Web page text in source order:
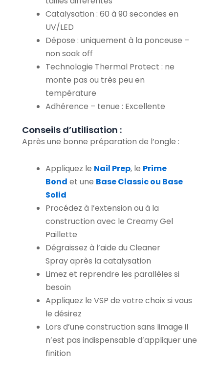
Catalysation : 60 à 90 secondes en
UV/LED
Dépose : uniquement à la ponceuse –
non soak off
Technologie Thermal Protect : ne
monte pas ou très peu en
température
Adhérence – tenue : Excellente
Conseils d’utilisation :
Après une bonne préparation de l’ongle :
Appliquez le Nail Prep, le Prime
Bond et une Base Classic ou Base
Solid
Procédez à l’extension ou à la
construction avec le Creamy Gel
Paillette
Dégraissez à l’aide du Cleaner
Spray après la catalysation
Limez et reprendre les parallèles si
besoin
Appliquez le VSP de votre choix si vous
le désirez
Lors d’une construction sans limage il
n’est pas indispensable d’appliquer une
finition